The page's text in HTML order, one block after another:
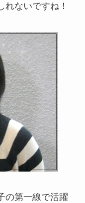
れないですね！
の第一線で活躍